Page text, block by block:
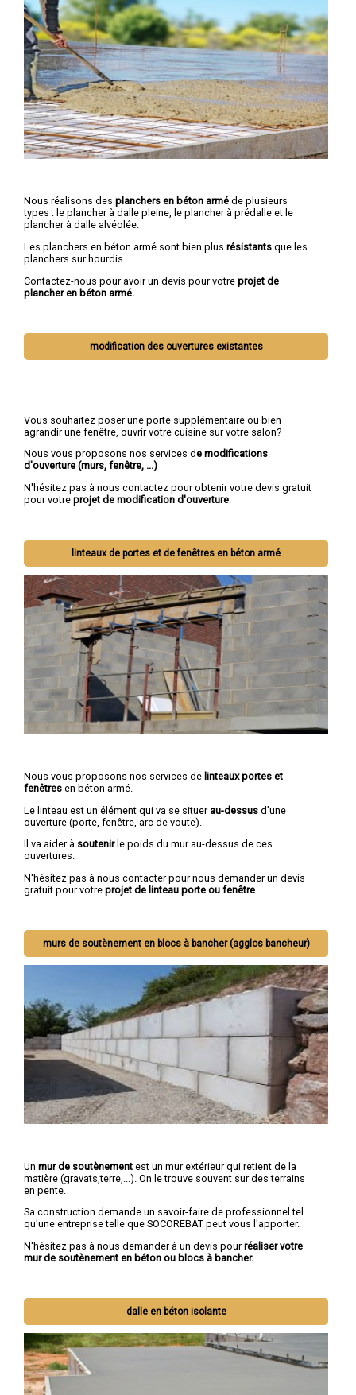
Nous réalisons des planchers en béton armé de plusieurs
types : le plancher à dalle pleine, le plancher à prédalle et le
plancher à dalle alvéolée.
Les planchers en béton armé sont bien plus résistants que les
planchers sur hourdis.
Contactez-nous pour avoir un devis pour votre projet de
plancher en béton armé.
modification des ouvertures existantes
Vous souhaitez poser une porte supplémentaire ou bien
agrandir une fenêtre, ouvrir votre cuisine sur votre salon?
Nous vous proposons nos services de modifications
d'ouverture (murs, fenêtre, ...)
N'hésitez pas à nous contactez pour obtenir votre devis gratuit
pour votre projet de modification d'ouverture.
linteaux de portes et de fenêtres en béton armé
Nous vous proposons nos services de linteaux portes et
fenêtres en béton armé.
Le linteau est un élément qui va se situer au-dessus d’une
ouverture (porte, fenêtre, arc de voute).
Il va aider à soutenirle poids du mur au-dessus de ces
ouvertures.
N'hésitez pas à nous contacter pour nous demander un devis
gratuit pour votre projet de linteau porte ou fenêtre.
murs de soutènement en blocs à bancher (agglos bancheur)
Un mur de soutènement est un mur extérieur qui retient de la
matière (gravats,terre,...). On le trouve souvent sur des terrains
en pente.
Sa construction demande un savoir-faire de professionnel tel
qu'une entreprise telle que SOCOREBAT peut vous l'apporter.
N'hésitez pas à nous demander à un devis pourréaliser votre
mur de soutènement en béton ou blocs à bancher.
dalle en béton isolante